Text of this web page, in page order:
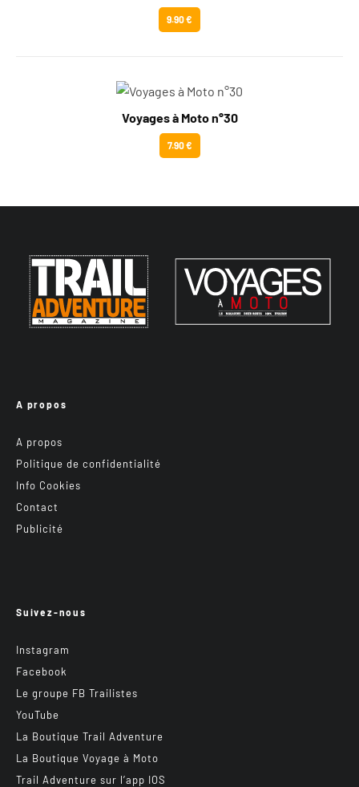
9.90 €
Voyages à Moto n°30
7.90 €
A propos
A propos
Politique de confidentialité
Info Cookies
Contact
Publicité
Suivez-nous
Instagram
Facebook
Le groupe FB Trailistes
YouTube
La Boutique Trail Adventure
La Boutique Voyage à Moto
Trail Adventure sur l’app IOS